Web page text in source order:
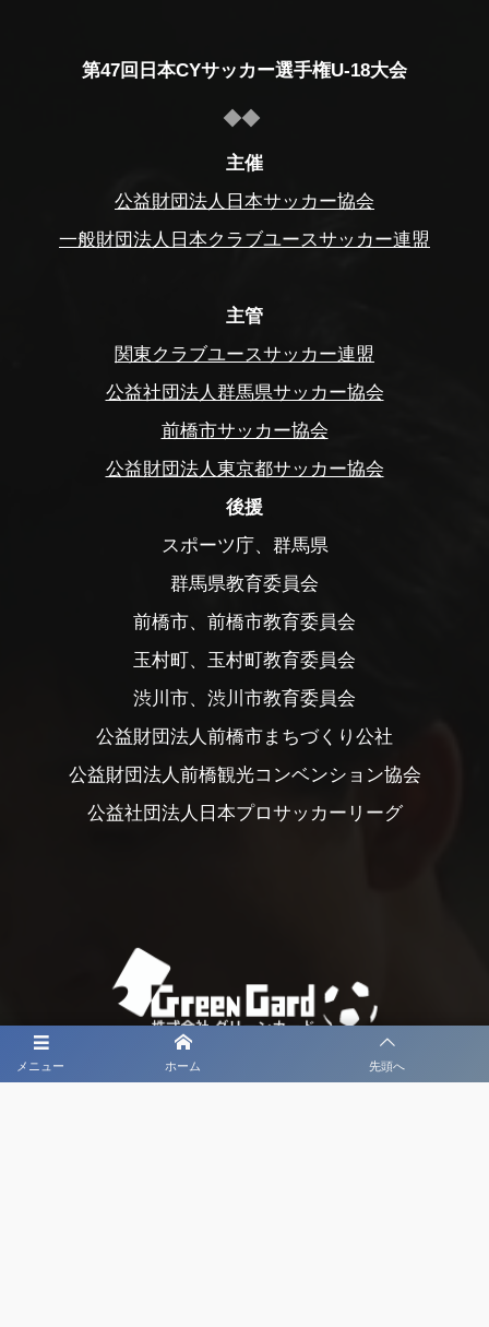
メニュー ホーム 先頭へ
第47回日本CYサッカー選手権U-18大会
主催
公益財団法人日本サッカー協会
一般財団法人日本クラブユースサッカー連盟
主管
関東クラブユースサッカー連盟
公益社団法人群馬県サッカー協会
前橋市サッカー協会
公益財団法人東京都サッカー協会
後援
スポーツ庁、群馬県
群馬県教育委員会
前橋市、前橋市教育委員会
玉村町、玉村町教育委員会
渋川市、渋川市教育委員会
公益財団法人前橋市まちづくり公社
公益財団法人前橋観光コンベンション協会
公益社団法人日本プロサッカーリーグ